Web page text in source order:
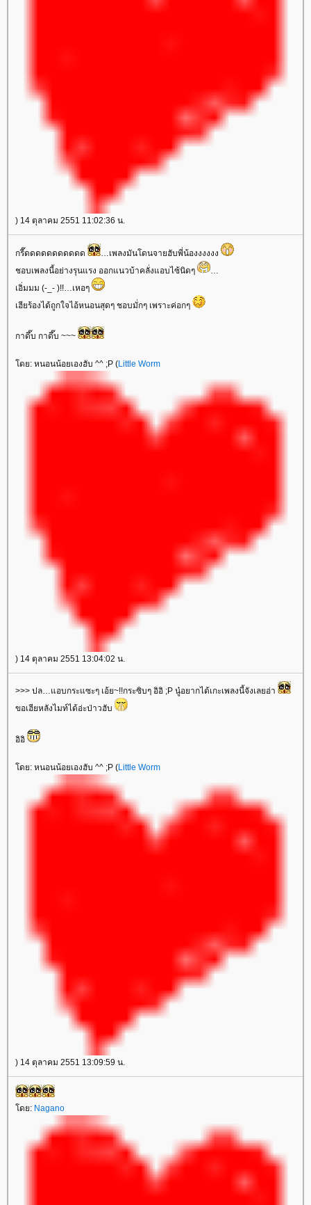
) 14 ตุลาคม 2551 11:02:36 น.
กรี๊ดดดดดดดดดดด
เพลงมันโดนจายฮับพี่น้องงงงงง
ชอบเพลงนี้อย่างรุนแรง ออกแนวบ้าคลั่งแอบไซ้นิดๆ
เอิ่มมม (-_- )!!…เหอๆ
เฮียร้องได้ถูกใจไอ้หนอนสุดๆ ชอบมั่กๆ เพราะค่อกๆ
กาดึ๊บ กาดึ๊บ ~~~
ดย: หนอนน้อยเองฮับ ^^ ;P (Little Worm
) 14 ตุลาคม 2551 13:04:02 น.
>>> ปล…แอบกระแซะๆ เอ้ย~!!กระซิบๆ อิอิ ;P นู๋อยากได้เกะเพลงนี้จังเลยอ่า
ขอเฮียหลังไมท์ได้อ่ะป่าวฮับ
อิอิ
ดย: หนอนน้อยเองฮับ ^^ ;P (Little Worm
) 14 ตุลาคม 2551 13:09:59 น.
ดย: Nagano